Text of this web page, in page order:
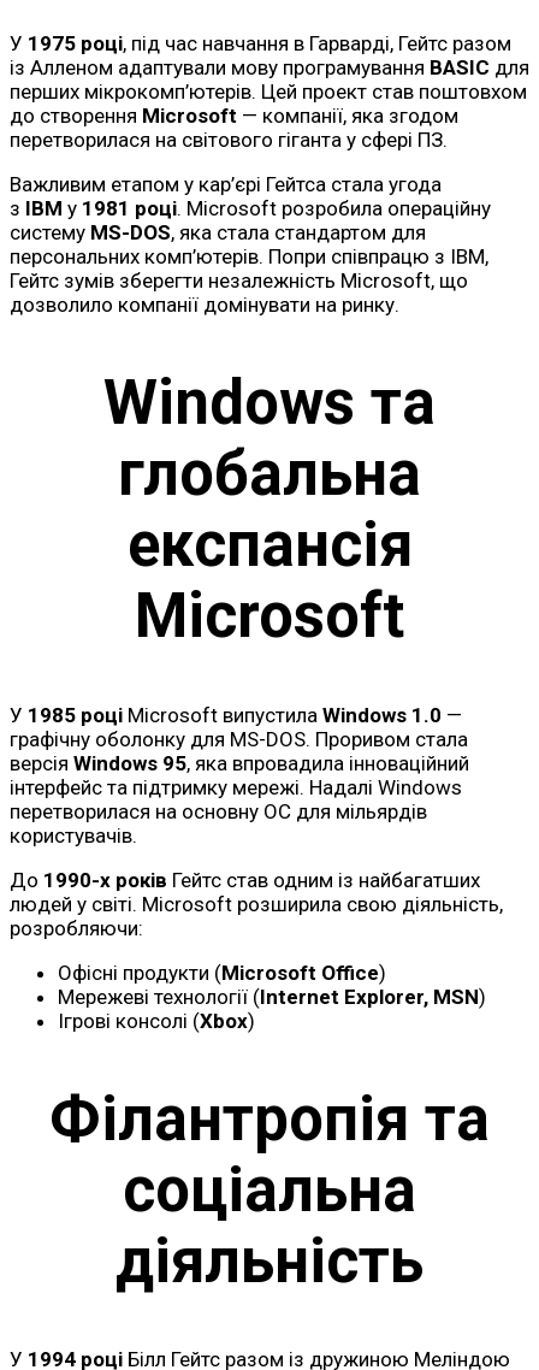
У 1975 році, під час навчання в Гарварді, Гейтс разом
із Алленом адаптували мову програмування BASIC для
перших мікрокомп’ютерів. Цей проект став поштовхом
до створення Microsoft — компанії, яка згодом
перетворилася на світового гіганта у сфері ПЗ.
Важливим етапом у кар’єрі Гейтса стала угода
з IBM у 1981 році. Microsoft розробила операційну
систему MS-DOS, яка стала стандартом для
персональних комп’ютерів. Попри співпрацю з IBM,
Гейтс зумів зберегти незалежність Microsoft, що
дозволило компанії домінувати на ринку.
Windows та
глобальна
експансія
Microsoft
У 1985 році Microsoft випустила Windows 1.0 —
графічну оболонку для MS-DOS. Проривом стала
версія Windows 95, яка впровадила інноваційний
інтерфейс та підтримку мережі. Надалі Windows
перетворилася на основну ОС для мільярдів
користувачів.
До 1990-х років Гейтс став одним із найбагатших
людей у світі. Microsoft розширила свою діяльність,
розробляючи:
Офісні продукти (Microsoft Office)
Мережеві технології (Internet Explorer, MSN)
Ігрові консолі (Xbox)
Філантропія та
соціальна
діяльність
У 1994 році Білл Гейтс разом із дружиною Меліндою